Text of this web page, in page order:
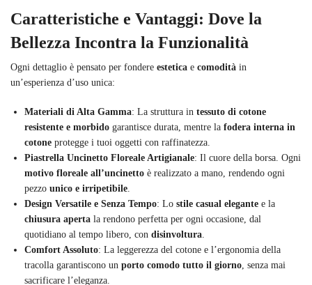
Caratteristiche e Vantaggi: Dove la
Bellezza Incontra la Funzionalità
Ogni dettaglio è pensato per fondere estetica e comodità in
un’esperienza d’uso unica:
Materiali di Alta Gamma: La struttura in tessuto di cotone
resistente e morbido garantisce durata, mentre la fodera interna in
cotone protegge i tuoi oggetti con raffinatezza.
Piastrella Uncinetto Floreale Artigianale: Il cuore della borsa. Ogni
motivo floreale all’uncinetto è realizzato a mano, rendendo ogni
pezzo unico e irripetibile
Design Versatile e Senza Tempo: Lo stile casual elegante e la
chiusura aperta la rendono perfetta per ogni occasione, dal
quotidiano al tempo libero, con disinvoltura
Comfort Assoluto: La leggerezza del cotone e l’ergonomia della
tracolla garantiscono un porto comodo tutto il giorno , senza mai
sacrificare l’eleganza.